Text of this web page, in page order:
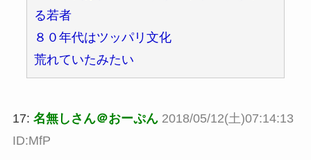
る若者
８０年代はツッパリ文化
荒れていたみたい
17: 名無しさん＠おーぷん 2018/05/12(土)07:14:13
ID:MfP